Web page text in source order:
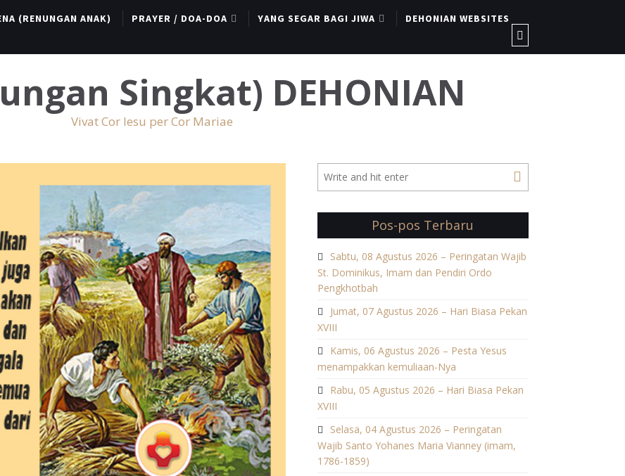
(RENUNGAN ANAK) PRAYER / DOA-DOA YANG SEGAR BAGI JIWA DEHONIAN WEBSITES
Singkat) DEHONIAN
Vivat Cor Iesu per Cor Mariae
Pos-pos Terbaru
Sabtu, 08 Agustus 2026 – Peringatan Wajib
St. Dominikus, Imam dan Pendiri Ordo
Pengkhotbah
Jumat, 07 Agustus 2026 – Hari Biasa Pekan
XVIII
Kamis, 06 Agustus 2026 – Pesta Yesus
menampakkan kemuliaan-Nya
Rabu, 05 Agustus 2026 – Hari Biasa Pekan
XVIII
Selasa, 04 Agustus 2026 – Peringatan
Wajib Santo Yohanes Maria Vianney (imam,
1786-1859)